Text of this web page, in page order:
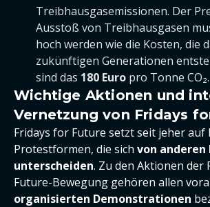
Treibhausgasemissionen. Der
Ausstoß von Treibhausgasen
hoch werden wie die Kosten, die
zukünftigen Generationen
sind das 180 Euro pro Tonne CO₂.
Wichtige Aktionen und
Vernetzung von Fridays
Fridays for Future setzt seit jeher auf
Protestformen, die sich von
unterscheiden. Zu den Aktionen der
Future-Bewegung gehören allen
organisierten Demonstrationen